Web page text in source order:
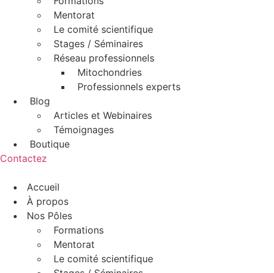
Mentorat
Le comité scientifique
Stages / Séminaires
Réseau professionnels
Mitochondries
Professionnels experts
Blog
Articles et Webinaires
Témoignages
Boutique
Contactez
Accueil
À propos
Nos Pôles
Formations
Mentorat
Le comité scientifique